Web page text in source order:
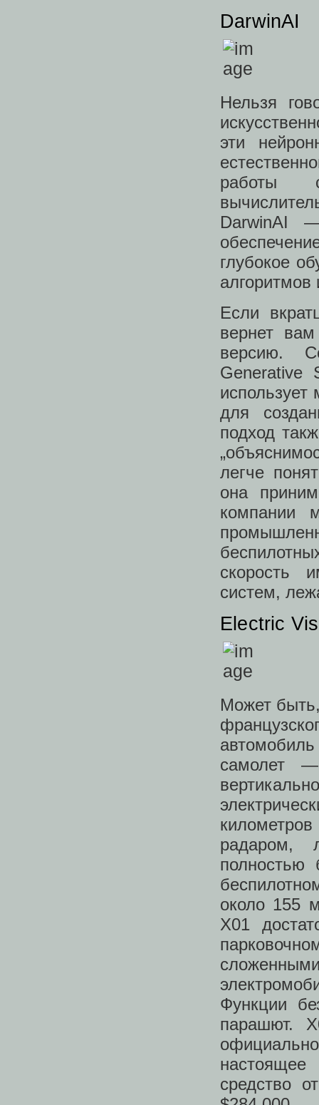
DarwinAI
Нельзя
эти
работы
DarwinAI
глубокое
алгоритмов
Если
вернет
версию.
Generative
для
подход
легче
она
компании
скорость
систем,
Electric
Может
самолет
радаром,
полностью
около 155
Х01
Функции
парашют.
настоящее
средство